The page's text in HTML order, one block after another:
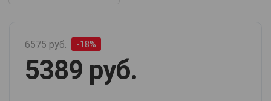
6575 руб. -18%
5389 руб.